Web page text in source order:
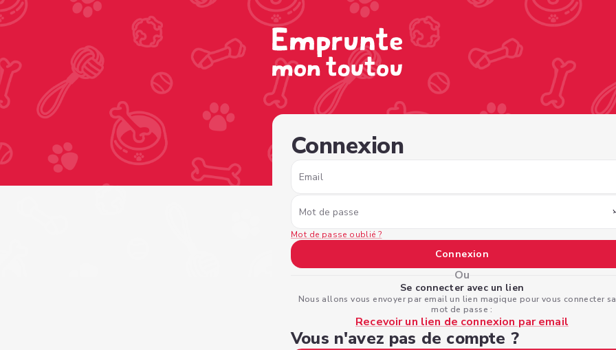
Connexion
Email
Mot de passe
Mot de passe oublié ?
Connexion
Ou
Se connecter avec un lien
Nous allons vous envoyer par email un lien magique pour vous connecter
mot de passe :
Recevoir un lien de connexion par email
Vous n'avez pas de compte ?
/sign-in?nextPage=%2Fview-profile%2F45d8f274-6692-45c5-89e1-98b6ac6e4eba